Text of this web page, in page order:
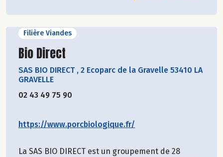
Filière Viandes
Découvrir le producteur
Bio Direct
SAS BIO DIRECT , 2 Ecoparc de la Gravelle 53410 LA
GRAVELLE
02 43 49 75 90
https://www.porcbiologique.fr/
La SAS BIO DIRECT est un groupement de 28